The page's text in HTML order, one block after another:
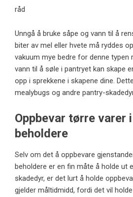
råd
Unngå å bruke såpe og vann til å
biter av mel eller hvete må ryddes
vakuum mye bedre for denne typen
vann til å søle i pantryet kan skape
opp i sprekkene i skapene dine.
mealybugs og andre pantry-
Oppbevar tørre varer
beholdere
Selv om det å oppbevare
beholdere er en fin måte å holde ut
skadedyr, er det lurt å holde
gjelder måltidmidd, fordi det vil